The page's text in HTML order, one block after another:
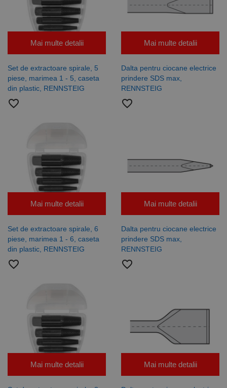
Mai multe detalii
Set de extractoare spirale, 5
piese, marimea 1 - 5, caseta
din plastic, RENNSTEIG
favorite_border
Mai multe detalii
Dalta pentru ciocane electrice
prindere SDS max,
RENNSTEIG
favorite_border
Mai multe detalii
Set de extractoare spirale, 6
piese, marimea 1 - 6, caseta
din plastic, RENNSTEIG
favorite_border
Mai multe detalii
Dalta pentru ciocane electrice
prindere SDS max,
RENNSTEIG
favorite_border
Mai multe detalii Mai multe detalii